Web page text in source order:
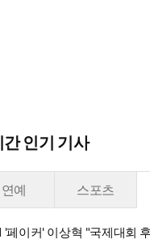
간 인기 기사
연예 스포츠
'페이커' 이상혁 "국제대회